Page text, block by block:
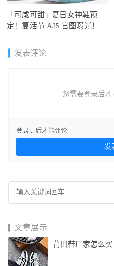
「可咸可甜」夏日女神鞋预
定！复活节 AJ5 官图曝光！
发表评论
您需要登录后才
登录... 后才能评论
文章展示
莆田鞋厂家怎么